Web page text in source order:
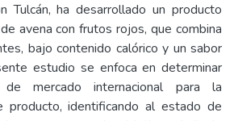
Tulcán, ha desarrollado un producto
avena con frutos rojos, que combina
bajo contenido calórico y un sabor
estudio se enfoca en determinar
mercado internacional para la
producto, identificando al estado de